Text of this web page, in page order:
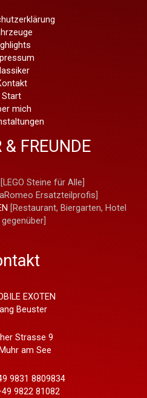
Start
mich
& FREUNDE
[LEGO Steine für Alle]
Ersatzteilprofis]
[Restaurant, Biergarten, Hotel
EXOTEN
Beuster
Strasse 9
am See
9831 8809834
9822 81082